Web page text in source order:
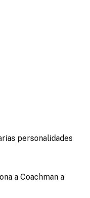
personalidades
a Coachman a